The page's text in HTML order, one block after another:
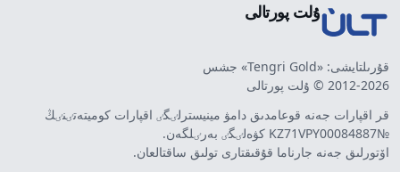
ۇلت پورتالى
قۇرىلتايشى: «Tengri Gold» جشس
2012-2026 © ۇلت پورتالى
قر اقپارات جەنە قوعامدىق دامۋ مينيسترلٸگٸ اقپارات كوميتەتٸنٸڭ
№KZ71VPY00084887 كۋەلٸگٸ بەرٸلگەن.
اۆتورلىق جەنە جارناما قۇقىقتارى تولىق ساقتالعان.